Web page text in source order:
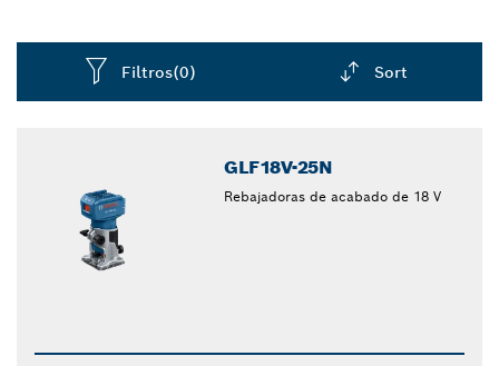
Filtros(0) Sort
GLF18V-25N
Rebajadoras de acabado de 18 V